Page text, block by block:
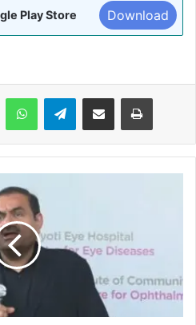
Play Store Download
WhatsAppTelegramShare via Email Print